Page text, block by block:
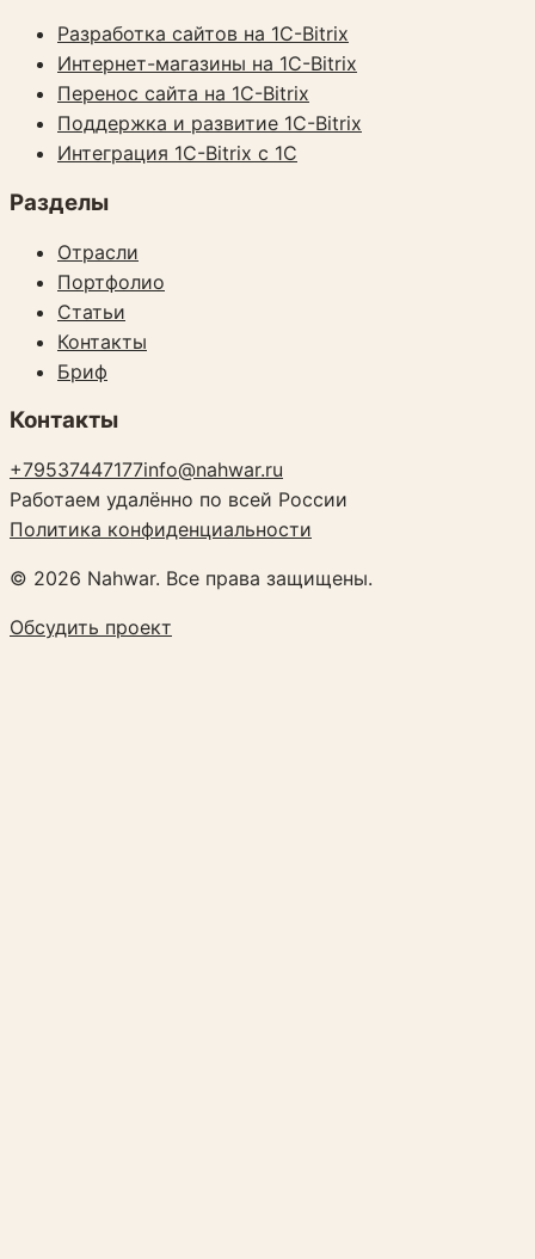
Разработка сайтов на 1C-Bitrix
Интернет-магазины на 1C-Bitrix
Перенос сайта на 1C-Bitrix
Поддержка и развитие 1C-Bitrix
Интеграция 1C-Bitrix с 1С
Разделы
Отрасли
Портфолио
Статьи
Контакты
Бриф
Контакты
+79537447177info@nahwar.ru
Работаем удалённо по всей России
Политика конфиденциальности
© 2026 Nahwar. Все права защищены.
Обсудить проект